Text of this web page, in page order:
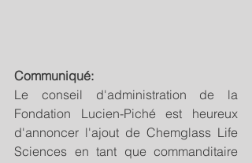
Communiqué:
Le conseil d'administration de la
Fondation Lucien-Piché est heureux
d'annoncer l'ajout de Chemglass Life
Sciences en tant que commanditaire